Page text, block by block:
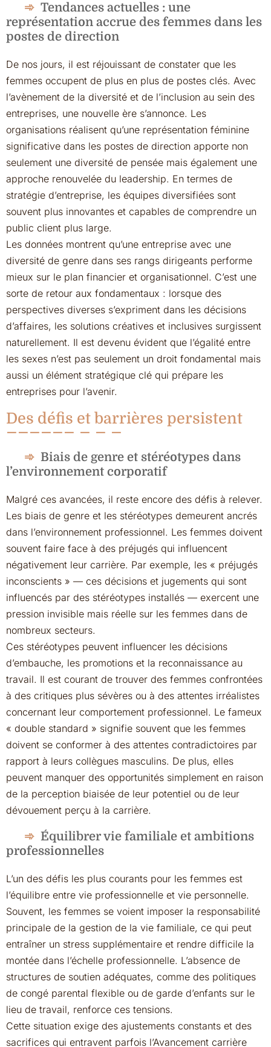
Tendances actuelles : une
représentation accrue des femmes dans les
postes de direction
De nos jours, il est réjouissant de constater que les
femmes occupent de plus en plus de postes clés. Avec
l’avènement de la diversité et de l’inclusion au sein des
entreprises, une nouvelle ère s’annonce. Les
organisations réalisent qu’une représentation féminine
significative dans les postes de direction apporte non
seulement une diversité de pensée mais également une
approche renouvelée du leadership. En termes de
stratégie d’entreprise, les équipes diversifiées sont
souvent plus innovantes et capables de comprendre un
public client plus large.
Les données montrent qu’une entreprise avec une
diversité de genre dans ses rangs dirigeants performe
mieux sur le plan financier et organisationnel. C’est une
sorte de retour aux fondamentaux : lorsque des
perspectives diverses s’expriment dans les décisions
d’affaires, les solutions créatives et inclusives surgissent
naturellement. Il est devenu évident que l’égalité entre
les sexes n’est pas seulement un droit fondamental mais
aussi un élément stratégique clé qui prépare les
entreprises pour l’avenir.
Des défis et barrières persistent
Biais de genre et stéréotypes dans
l’environnement corporatif
Malgré ces avancées, il reste encore des défis à relever.
Les biais de genre et les stéréotypes demeurent ancrés
dans l’environnement professionnel. Les femmes doivent
souvent faire face à des préjugés qui influencent
négativement leur carrière. Par exemple, les « préjugés
inconscients » — ces décisions et jugements qui sont
influencés par des stéréotypes installés — exercent une
pression invisible mais réelle sur les femmes dans de
nombreux secteurs.
Ces stéréotypes peuvent influencer les décisions
d’embauche, les promotions et la reconnaissance au
travail. Il est courant de trouver des femmes confrontées
à des critiques plus sévères ou à des attentes irréalistes
concernant leur comportement professionnel. Le fameux
« double standard » signifie souvent que les femmes
doivent se conformer à des attentes contradictoires par
rapport à leurs collègues masculins. De plus, elles
peuvent manquer des opportunités simplement en raison
de la perception biaisée de leur potentiel ou de leur
dévouement perçu à la carrière.
Équilibrer vie familiale et ambitions
professionnelles
L’un des défis les plus courants pour les femmes est
l’équilibre entre vie professionnelle et vie personnelle.
Souvent, les femmes se voient imposer la responsabilité
principale de la gestion de la vie familiale, ce qui peut
entraîner un stress supplémentaire et rendre difficile la
montée dans l’échelle professionnelle. L’absence de
structures de soutien adéquates, comme des politiques
de congé parental flexible ou de garde d’enfants sur le
lieu de travail, renforce ces tensions.
Cette situation exige des ajustements constants et des
sacrifices qui entravent parfois l’Avancement carrière